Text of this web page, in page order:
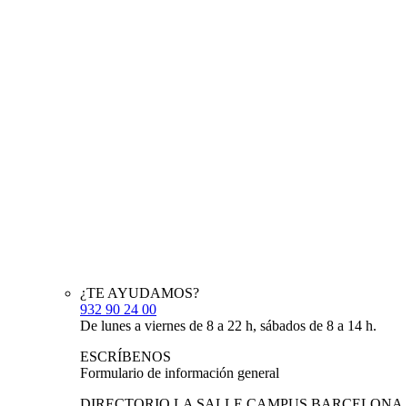
¿TE AYUDAMOS?
932 90 24 00
De lunes a viernes de 8 a 22 h, sábados de 8 a 14 h.
ESCRÍBENOS
Formulario de información general